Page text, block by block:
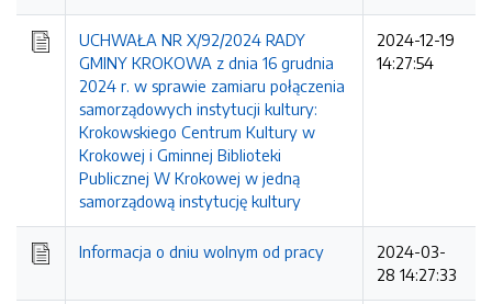
UCHWAŁA NR X/92/2024 RADY
GMINY KROKOWA z dnia 16 grudnia
2024 r. w sprawie zamiaru połączenia
samorządowych instytucji kultury:
Krokowskiego Centrum Kultury w
Krokowej i Gminnej Biblioteki
Publicznej W Krokowej w jedną
samorządową instytucję kultury
2024-12-19
14:27:54
Informacja o dniu wolnym od pracy
2024-03-
28 14:27:33